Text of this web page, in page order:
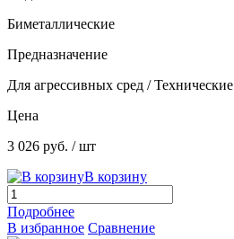
Биметаллические
Предназначение
Для агрессивных сред / Технические
Цена
3 026 руб. / шт
В корзину
Подробнее
В избранное Сравнение